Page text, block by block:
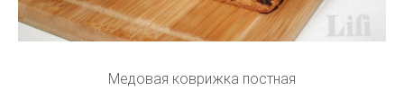
Медовая коврижка постная